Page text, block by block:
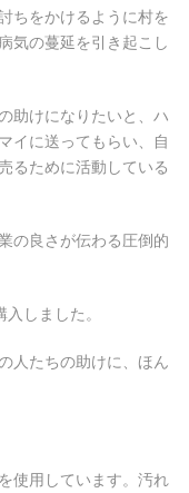
ちをかけるように村を
気の蔓延を引き起こし
助けになりたいと、ハ
イに送ってもらい、自
るために活動している
の良さが伝わる圧倒的
しました。
人たちの助けに、ほん
使用しています。汚れ